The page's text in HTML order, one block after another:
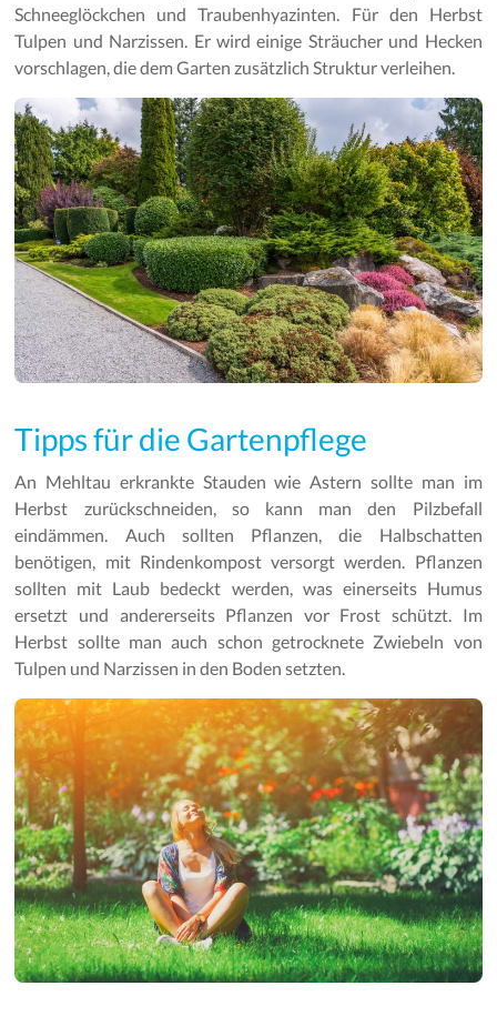
Schneeglöckchen und Traubenhyazinten. Für den Herbst
Tulpen und Narzissen. Er wird einige Sträucher und Hecken
vorschlagen, die dem Garten zusätzlich Struktur verleihen.
Tipps für die Gartenpflege
An Mehltau erkrankte Stauden wie Astern sollte man im
Herbst zurückschneiden, so kann man den Pilzbefall
eindämmen. Auch sollten Pflanzen, die Halbschatten
benötigen, mit Rindenkompost versorgt werden. Pflanzen
sollten mit Laub bedeckt werden, was einerseits Humus
ersetzt und andererseits Pflanzen vor Frost schützt. Im
Herbst sollte man auch schon getrocknete Zwiebeln von
Tulpen und Narzissen in den Boden setzten.